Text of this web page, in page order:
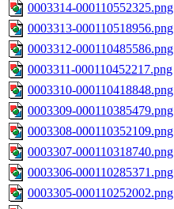
0003314-000110552325.png
0003313-000110518956.png
0003312-000110485586.png
0003311-000110452217.png
0003310-000110418848.png
0003309-000110385479.png
0003308-000110352109.png
0003307-000110318740.png
0003306-000110285371.png
0003305-000110252002.png